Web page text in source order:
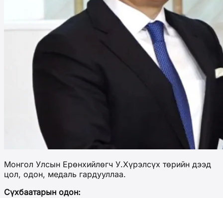
Монгол Улсын Ерөнхийлөгч У.Хүрэлсүх төрийн дээд
цол, одон, медаль гардууллаа.
Сүхбаатарын одон: